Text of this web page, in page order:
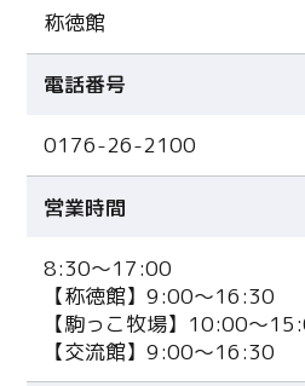
称徳館
電話番号
0176-26-2100
営業時間
8:30～17:00
【称徳館】9:00～16:30
【駒っこ牧場】10:00～
【交流館】9:00～16:30